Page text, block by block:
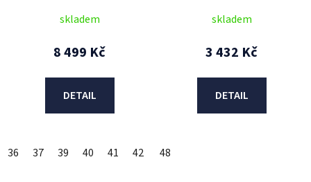
skladem
8 499 Kč
DETAIL
36 37 39 40 41 42 43
skladem
3 432 Kč
DETAIL
48